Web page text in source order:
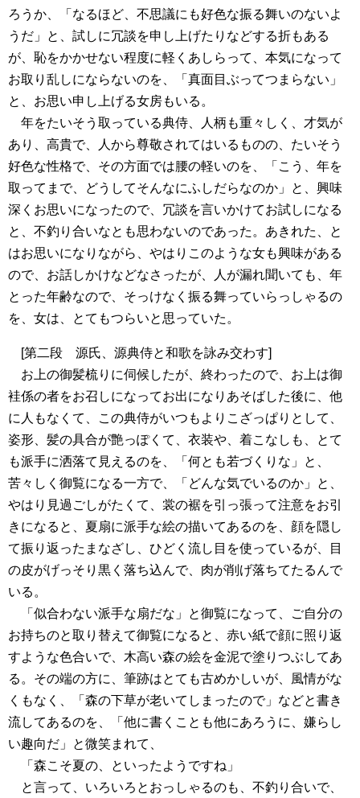
ろうか、「なるほど、不思議にも好色な振る舞いのないよ
うだ」と、試しに冗談を申し上げたりなどする折もある
が、恥をかかせない程度に軽くあしらって、本気になって
お取り乱しにならないのを、「真面目ぶってつまらない」
と、お思い申し上げる女房もいる。
年をたいそう取っている典侍、人柄も重々しく、才気が
あり、高貴で、人から尊敬されてはいるものの、たいそう
好色な性格で、その方面では腰の軽いのを、「こう、年を
取ってまで、どうしてそんなにふしだらなのか」と、興味
深くお思いになったので、冗談を言いかけてお試しになる
と、不釣り合いなとも思わないのであった。あきれた、と
はお思いになりながら、やはりこのような女も興味がある
ので、お話しかけなどなさったが、人が漏れ聞いても、年
とった年齢なので、そっけなく振る舞っていらっしゃるの
を、女は、とてもつらいと思っていた。
[第二段 源氏、源典侍と和歌を詠み交わす]
お上の御髪梳りに伺候したが、終わったので、お上は御
袿係の者をお召しになってお出になりあそばした後に、他
に人もなくて、この典侍がいつもよりこざっぱりとして、
姿形、髪の具合が艶っぽくて、衣装や、着こなしも、とて
も派手に洒落て見えるのを、「何とも若づくりな」と、
苦々しく御覧になる一方で、「どんな気でいるのか」と、
やはり見過ごしがたくて、裳の裾を引っ張って注意をお引
きになると、夏扇に派手な絵の描いてあるのを、顔を隠し
て振り返ったまなざし、ひどく流し目を使っているが、目
の皮がげっそり黒く落ち込んで、肉が削げ落ちてたるんで
いる。
「似合わない派手な扇だな」と御覧になって、ご自分の
お持ちのと取り替えて御覧になると、赤い紙で顔に照り返
すような色合いで、木高い森の絵を金泥で塗りつぶしてあ
る。その端の方に、筆跡はとても古めかしいが、風情がな
くもなく、「森の下草が老いてしまったので」などと書き
流してあるのを、「他に書くことも他にあろうに、嫌らし
い趣向だ」と微笑まれて、
「森こそ夏の、といったようですね」
と言って、いろいろとおっしゃるのも、不釣り合いで、